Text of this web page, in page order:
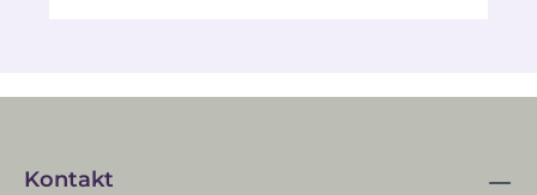
Kontakt